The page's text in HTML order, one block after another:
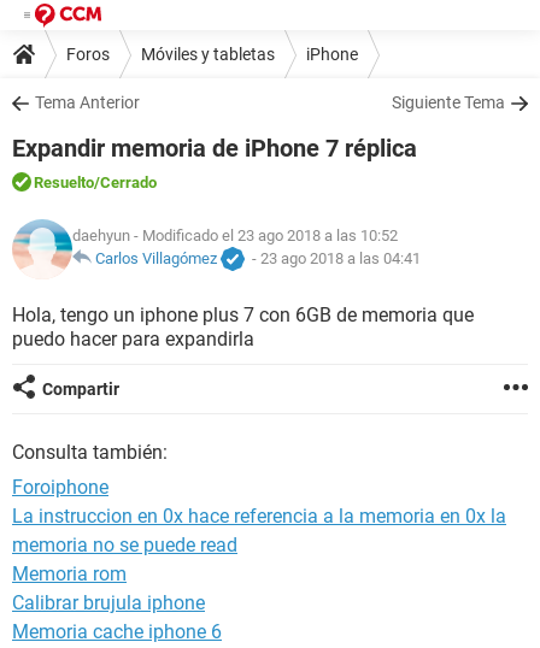
Foros Móviles y tabletas iPhone
Tema Anterior Siguiente Tema
Expandir memoria de iPhone 7 réplica
Resuelto/Cerrado
daehyun - Modificado el 23 ago 2018 a las 10:52
Carlos Villagómez
- 23 ago 2018 a las 04:41
Hola, tengo un iphone plus 7 con 6GB de memoria que
puedo hacer para expandirla
Compartir
Consulta también:
Foroiphone
La instruccion en 0x hace referencia a la memoria en 0x la
memoria no se puede read
Memoria rom
Calibrar brujula iphone
Memoria cache iphone 6